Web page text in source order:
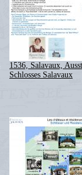
1536, Salavaux,
Schlosses Salavaux